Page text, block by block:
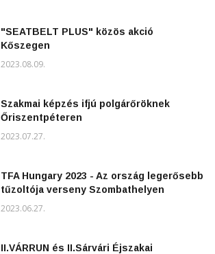
"SEATBELT PLUS" közös akció
Kőszegen
2023.08.09.
Szakmai képzés ifjú polgárőröknek
Őriszentpéteren
2023.07.27.
TFA Hungary 2023 - Az ország legerősebb
tűzoltója verseny Szombathelyen
2023.06.27.
II.VÁRRUN és II.Sárvári Éjszakai